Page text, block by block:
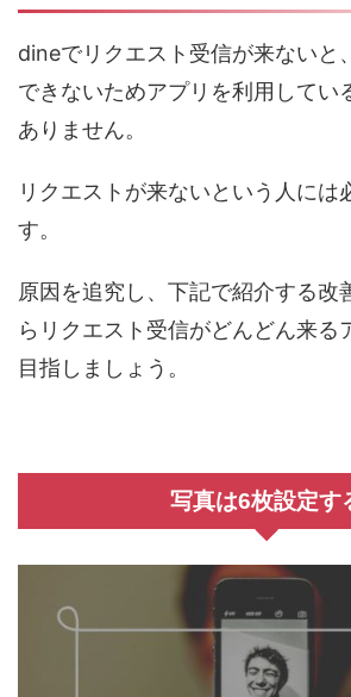
dineでリクエスト受信が来ないと
できないためアプリを利用してい
ありません。
リクエストが来ないという人には
す。
原因を追究し、下記で紹介する改
らリクエスト受信がどんどん来る
目指しましょう。
写真は6枚設定す